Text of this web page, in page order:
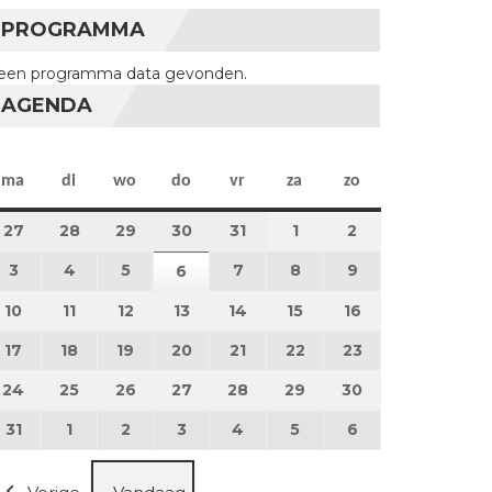
PROGRAMMA
programma data gevonden.
AGENDA
ma maandag
di dinsdag
wo woensdag
do donderdag
vr vrijdag
za zaterdag
zo
27 27 juli 2026
28 28 juli 2026
29 29 juli 2026
3030 juli 2026
31 31 juli 2026
11 augustus 2026
2
3 3 augustus 2026
4 4 augustus 2026
55 augustus 2026
6 6 augustus 2026
7 7 augustus 2026
8 8 augustus 2026
9
10 10 augustus 2026
11 11 augustus 2026
12 12 augustus 2026
13 13 augustus 2026
14 14 augustus 2026
15 15 augustus 2026
16
17 17 augustus 2026
18 18 augustus 2026
19 19 augustus 2026
20 20 augustus 2026
21 21 augustus 2026
22 22 augustus 2026
23
24 24 augustus 2026
25 25 augustus 2026
26 26 augustus 2026
27 27 augustus 2026
28 28 augustus 2026
29 29 augustus 2026
30
3131 augustus 2026
1 1 september 2026
2 2 september 2026
3 3 september 2026
4 4 september 2026
5 5 september 2026
6